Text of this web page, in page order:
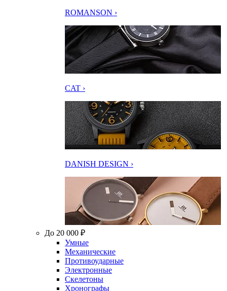
ROMANSON ›
CAT ›
DANISH DESIGN ›
До 20 000 ₽
Умные
Механические
Противоударные
Электронные
Скелетоны
Хронографы